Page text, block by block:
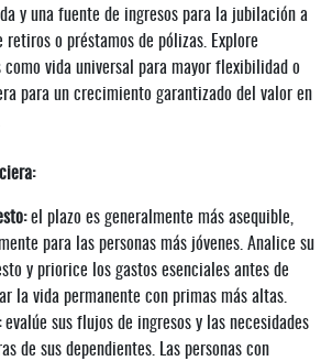
y una fuente de ingresos para la jubilación a
retiros o préstamos de pólizas. Explore
como vida universal para mayor flexibilidad o
para un crecimiento garantizado del valor en
el plazo es generalmente más asequible,
para las personas más jóvenes. Analice su
y priorice los gastos esenciales antes de
la vida permanente con primas más altas.
evalúe sus flujos de ingresos y las necesidades
de sus dependientes. Las personas con